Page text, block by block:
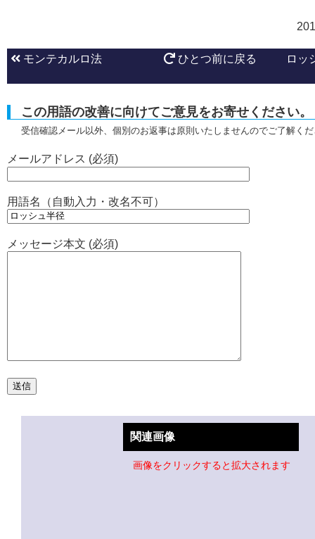
モンテカルロ法 ひとつ前に戻る ロッ
この用語の改善に向けてご意見をお寄せください。
受信確認メール以外、個別のお返事は原則いたしませんのでご了解く
メールアドレス (必須)
用語名（自動入力・改名不可）
メッセージ本文 (必須)
関連画像
画像をクリックすると拡大されます